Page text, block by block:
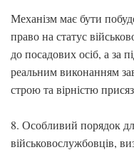
Механізм має бути
право на статус
до посадових осіб, а за
реальним виконанням
строю та вірністю
8. Особливий порядок
військовослужбовців,